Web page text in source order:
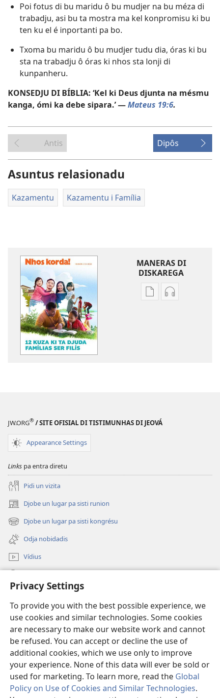
Privacy Settings
To provide you with the best possible experience, we
use cookies and similar technologies. Some cookies
are necessary to make our website work and cannot
be refused. You can accept or decline the use of
additional cookies, which we use only to improve
your experience. None of this data will ever be sold or
used for marketing. To learn more, read the Global
Policy on Use of Cookies and Similar Technologies.
Poi fotus di bu maridu ô bu mudjer na bu méza di
trabadju, asi bu ta mostra ma kel konpromisu ki bu
ten ku el é inportanti pa bo.
Txoma bu maridu ô bu mudjer tudu dia, óras ki bu
sta na trabadju ô óras ki nhos sta lonji di
kunpanheru.
KONSEDJU DI BÍBLIA: ‘Kel ki Deus djunta na mésmu
kanga, ómi ka debe sipara.’ —Mateus 19:6.
Antis Dipôs
Asuntus relasionadu
Kazamentu Kazamentu i Família
MANERAS DI
DISKAREGA
Opson
famílias
Opson
JW.ORG® / SITE OFISIAL DI TISTIMUNHAS DI JEOVÁ
Appearance Settings
Links pa entra diretu
Pidi un vizita
Djobe un lugar pa sisti runion
(abri
un
janéla
novu)
Djobe un lugar pa sisti kongrésu
(abri
un
janéla
novu)
Odja nobidadis
Vídius
(abri
janéla
novu)
Bibliotéka na internet
(abri
un
janéla
novu)
JW Hub ®
(abri
un
janéla
novu)